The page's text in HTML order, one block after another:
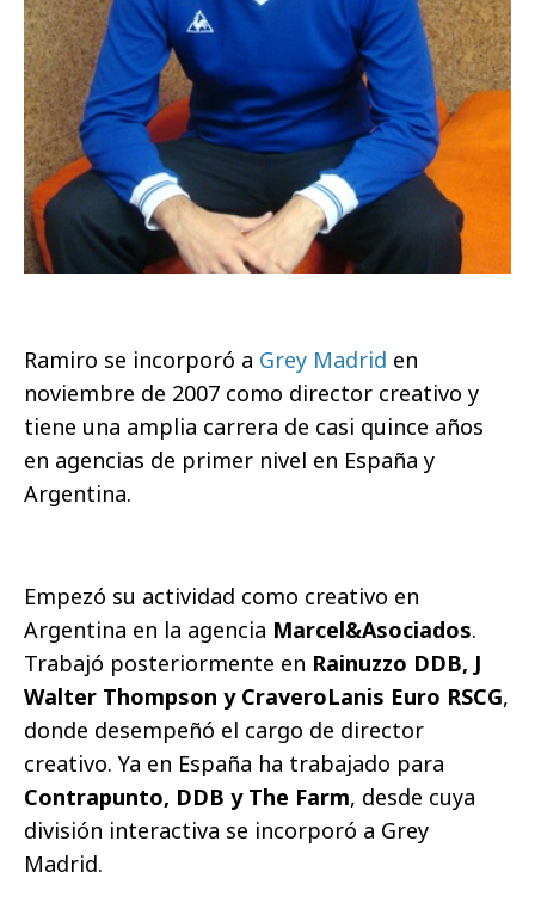
Ramiro se incorporó a Grey Madrid en
noviembre de 2007 como director creativo y
tiene una amplia carrera de casi quince años
en agencias de primer nivel en España y
Argentina.
Empezó su actividad como creativo en
Argentina en la agencia Marcel&Asociados.
Trabajó posteriormente en Rainuzzo DDB, J
Walter Thompson y CraveroLanis Euro RSCG,
donde desempeñó el cargo de director
creativo. Ya en España ha trabajado para
Contrapunto, DDB y The Farm, desde cuya
división interactiva se incorporó a Grey
Madrid.